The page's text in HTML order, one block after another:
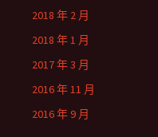
2018 年 2 月
2018 年 1 月
2017 年 3 月
2016 年 11 月
2016 年 9 月